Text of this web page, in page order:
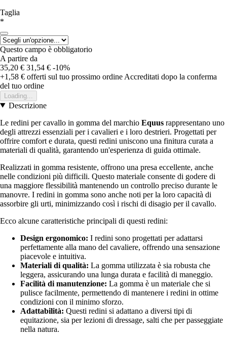
Taglia
*
Questo campo è obbligatorio
A partire da
35,20 € 31,54 € -10%
+1,58 € offerti sul tuo prossimo ordine Accreditati dopo la conferma
del tuo ordine
Loading...
Descrizione
Le redini per cavallo in gomma del marchio Equus rappresentano uno
degli attrezzi essenziali per i cavalieri e i loro destrieri. Progettati per
offrire comfort e durata, questi redini uniscono una finitura curata a
materiali di qualità, garantendo un'esperienza di guida ottimale.
Realizzati in gomma resistente, offrono una presa eccellente, anche
nelle condizioni più difficili. Questo materiale consente di godere di
una maggiore flessibilità mantenendo un controllo preciso durante le
manovre. I redini in gomma sono anche noti per la loro capacità di
assorbire gli urti, minimizzando così i rischi di disagio per il cavallo.
Ecco alcune caratteristiche principali di questi redini:
Design ergonomico: I redini sono progettati per adattarsi
perfettamente alla mano del cavaliere, offrendo una sensazione
piacevole e intuitiva.
Materiali di qualità: La gomma utilizzata è sia robusta che
leggera, assicurando una lunga durata e facilità di maneggio.
Facilità di manutenzione: La gomma è un materiale che si
pulisce facilmente, permettendo di mantenere i redini in ottime
condizioni con il minimo sforzo.
Adattabilità: Questi redini si adattano a diversi tipi di
equitazione, sia per lezioni di dressage, salti che per passeggiate
nella natura.